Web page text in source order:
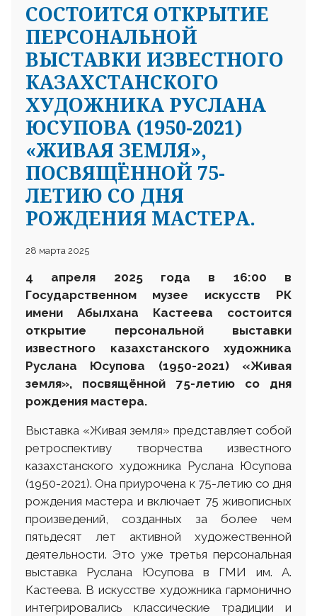
СОСТОИТСЯ ОТКРЫТИЕ
ПЕРСОНАЛЬНОЙ
ВЫСТАВКИ ИЗВЕСТНОГО
КАЗАХСТАНСКОГО
ХУДОЖНИКА РУСЛАНА
ЮСУПОВА (1950-2021)
«ЖИВАЯ ЗЕМЛЯ»,
ПОСВЯЩЁННОЙ 75-
ЛЕТИЮ СО ДНЯ
РОЖДЕНИЯ МАСТЕРА.
28 марта 2025
4 апреля 2025 года в 16:00 в
Государственном музее искусств РК
имени Абылхана Кастеева состоится
открытие персональной выставки
известного казахстанского художника
Руслана Юсупова (1950-2021) «Живая
земля», посвящённой 75-летию со дня
рождения мастера.
Выставка «Живая земля» представляет собой
ретроспективу творчества известного
казахстанского художника Руслана Юсупова
(1950-2021). Она приурочена к 75-летию со дня
рождения мастера и включает 75 живописных
произведений, созданных за более чем
пятьдесят лет активной художественной
деятельности. Это уже третья персональная
выставка Руслана Юсупова в ГМИ им. А.
Кастеева. В искусстве художника гармонично
интегрировались классические традиции и